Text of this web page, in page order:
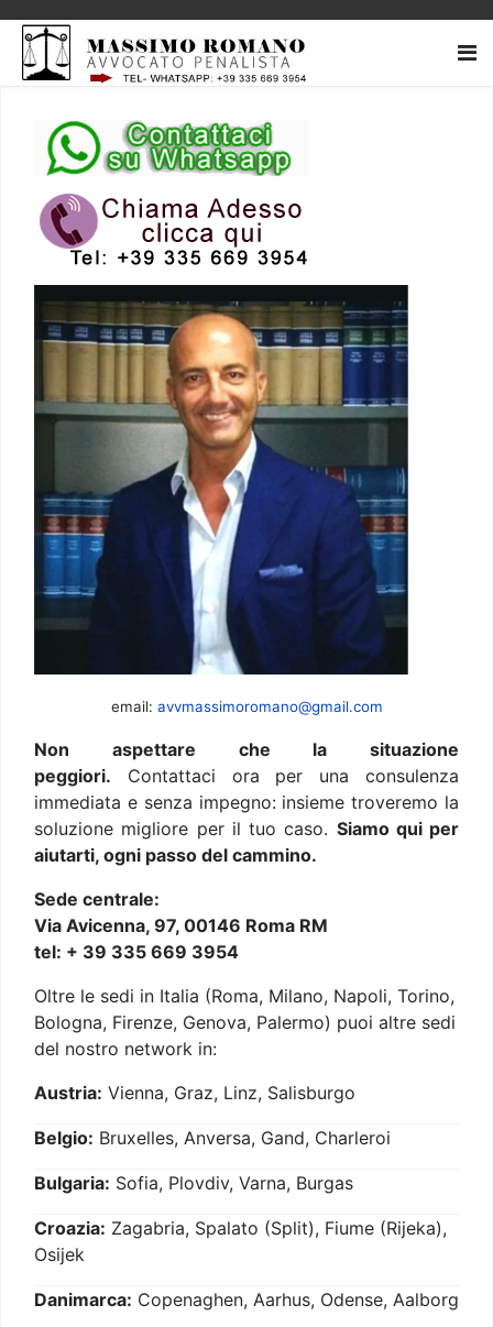
email: avvmassimoromano@gmail.com
Non aspettare che la situazione
peggiori. Contattaci ora per una consulenza
immediata e senza impegno: insieme troveremo la
soluzione migliore per il tuo caso. Siamo qui per
aiutarti, ogni passo del cammino.
Sede centrale:
Via Avicenna, 97, 00146 Roma RM
tel: + 39 335 669 3954
Oltre le sedi in Italia (Roma, Milano, Napoli, Torino,
Bologna, Firenze, Genova, Palermo) puoi altre sedi
del nostro network in:
Austria: Vienna, Graz, Linz, Salisburgo
Belgio: Bruxelles, Anversa, Gand, Charleroi
Bulgaria: Sofia, Plovdiv, Varna, Burgas
Croazia: Zagabria, Spalato (Split), Fiume (Rijeka),
Osijek
Danimarca: Copenaghen, Aarhus, Odense, Aalborg